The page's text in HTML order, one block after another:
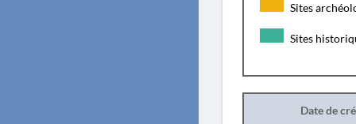
Sites
Sites
Date de